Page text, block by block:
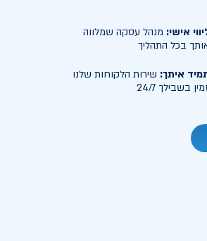
אישי: מנהל עסקה שמלווה
בכל התהליך
איתך: שירות הלקוחות שלנו
בשבילך 24/7